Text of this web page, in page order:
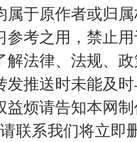
属于原作者或归
参考之用，禁止
解法律、法规、
发推送时未能及
益烦请告知本网
联系我们将立即
息 一